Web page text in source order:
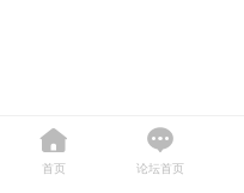
首页 论坛首页